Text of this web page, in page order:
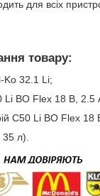
для всіх
товару:
Ko 32.1 Li;
Li BO Flex 18 В, 2.5
C50 Li BO Flex 18
л).